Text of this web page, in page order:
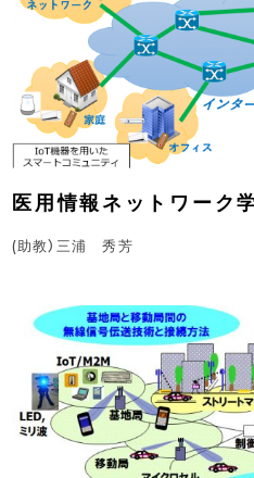
医用情報ネットワーク
(助教）三浦 秀芳